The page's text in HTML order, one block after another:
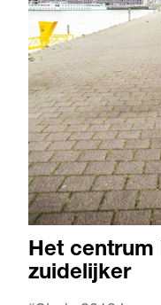
Het
zuidelijker